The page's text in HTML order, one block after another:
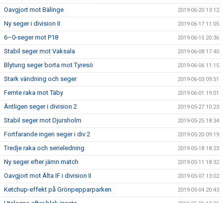
Oavgjort mot Bälinge 2019-06-20 13:12
Ny seger i division II 2019-06-17 11:05
6–0-seger mot P18 2019-06-15 20:36
Stabil seger mot Vaksala 2019-06-08 17:40
Blytung seger borta mot Tyresö 2019-06-06 11:15
Stark vändning och seger 2019-06-03 09:51
Femte raka mot Täby 2019-06-01 19:01
Äntligen seger i division 2 2019-05-27 10:23
Stabil seger mot Djursholm 2019-05-25 18:34
Fortfarande ingen seger i div 2 2019-05-20 09:19
Tredje raka och serieledning 2019-05-18 18:23
Ny seger efter jämn match 2019-05-11 18:32
Oavgjort mot Älta IF i division II 2019-05-07 13:02
Ketchup-effekt på Grönpepparparken 2019-05-04 20:43